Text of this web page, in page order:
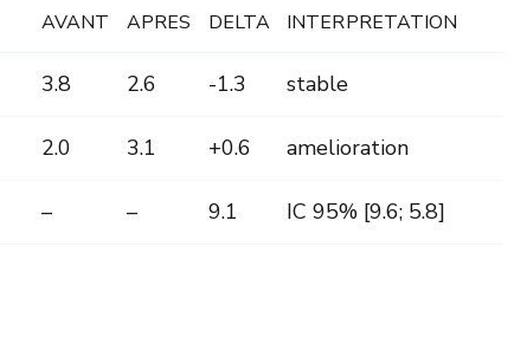
AVANT APRES DELTA INTERPRETATION
3.8 2.6 -1.3 stable
2.0 3.1 +0.6 amelioration
– – 9.1 IC 95% [9.6; 5.8]